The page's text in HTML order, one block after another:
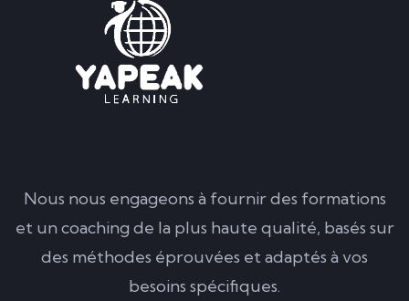
Nous nous engageons à fournir des formations
et un coaching de la plus haute qualité, basés sur
des méthodes éprouvées et adaptés à vos
besoins spécifiques.